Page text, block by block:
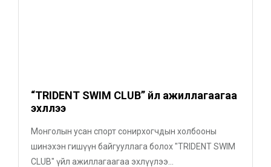
“TRIDENT SWIM CLUB” үйл ажиллагаагаа
эхлүүлээ
Монголын усан спорт сонирхогчдын холбооны
шинэхэн гишүүн байгууллага болох "TRIDENT SWIM
CLUB" үйл ажиллагаагаа эхлүүлээ...